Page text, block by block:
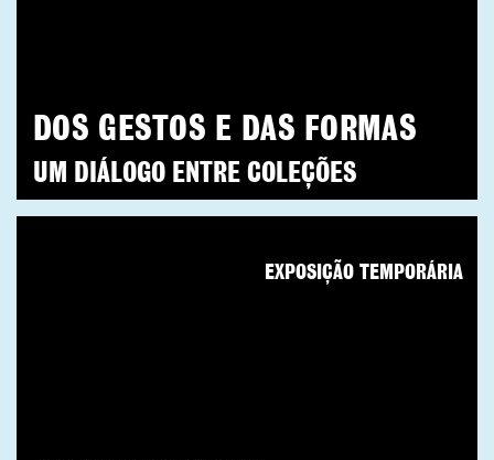
DOS GESTOS E DAS FORMAS
UM DIÁLOGO ENTRE COLEÇÕES
EXPOSIÇÃO TEMPORÁRIA